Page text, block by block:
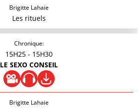
Brigitte Lahaie
Les rituels
Chronique:
15H25 - 15H30
LE SEXO CONSEIL
Brigitte Lahaie